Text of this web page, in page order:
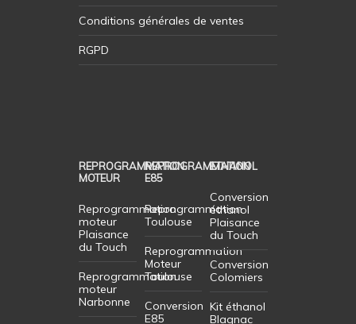
Conditions générales de ventes
RGPD
REPROGRAMMATION
MOTEUR
Reprogrammation
moteur
Plaisance
du Touch
Reprogrammation
moteur
Narbonne
REPROGRAMMATION
E85
Reprogrammation
Toulouse
Reprogrammation
Moteur
Toulouse
Conversion
E85
ETHANOL
Conversion
éthanol
Plaisance
du Touch
Conversion
Colomiers
Kit éthanol
Blagnac